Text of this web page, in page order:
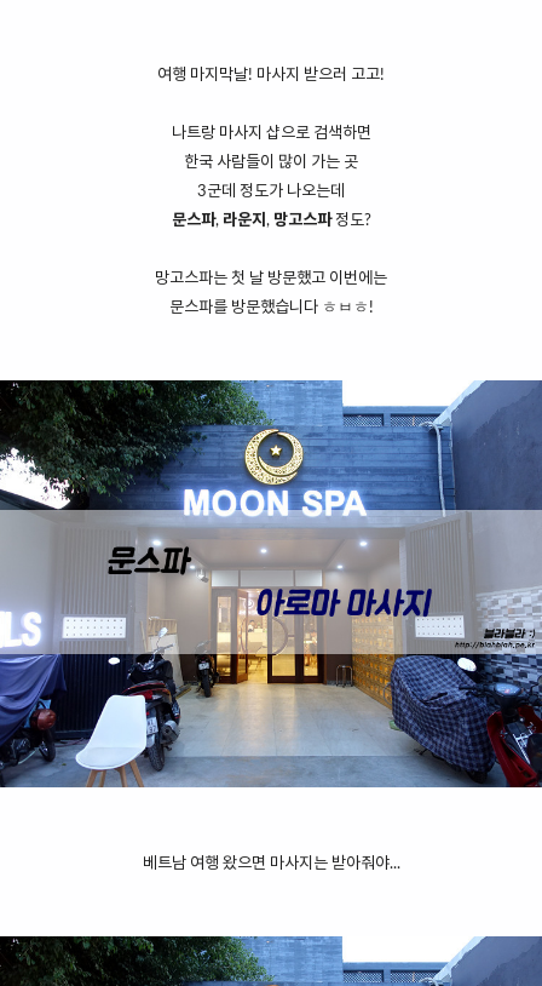
여행 마지막날! 마사지 받으러 고고!
나트랑 마사지 샵으로 검색하면
한국 사람들이 많이 가는 곳
3군데 정도가 나오는데
문스파, 라운지 , 망고스파정도?
망고스파는 첫 날 방문했고 이번에는
문스파를 방문했습니다 ㅎㅂㅎ!
베트남 여행 왔으면 마사지는 받아줘야...